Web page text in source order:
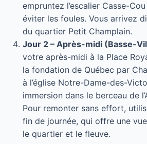
empruntez l’escalier Casse-
éviter les foules. Vous arrivez
du quartier Petit Champlain.
Jour 2 – Après-midi (Basse-
votre après-midi à la Place
la fondation de Québec par
à l’église Notre-Dame-des-
immersion dans le berceau de
Pour remonter sans effort,
fin de journée, qui offre une
le quartier et le fleuve.